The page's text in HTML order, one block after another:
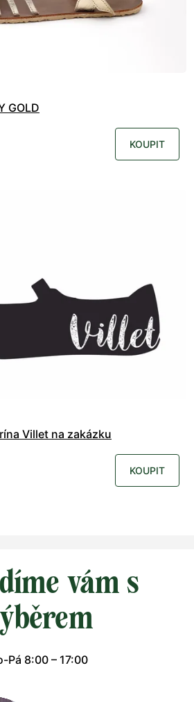
GOLD
KOUPIT
Villet na zakázku
KOUPIT
vám s
Pá 8:00 – 17:00